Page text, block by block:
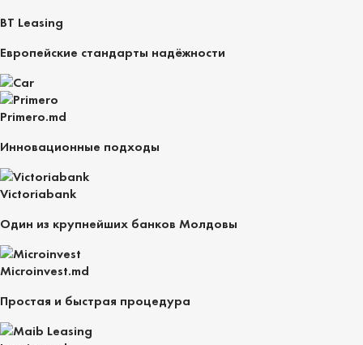
BT Leasing
Европейские стандарты надёжности
Primero.md
Инновационные подходы
Victoriabank
Один из крупнейших банков Молдовы
Microinvest.md
Простая и быстрая процедура